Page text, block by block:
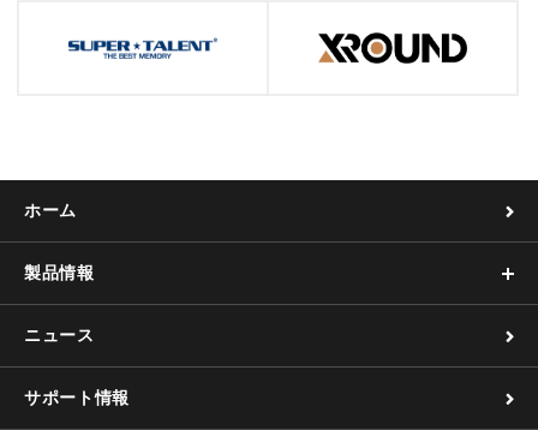
ホーム
製品情報
ニュース
サポート情報